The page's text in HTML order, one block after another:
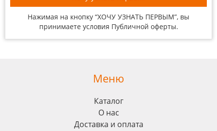
Нажимая на кнопку “ХОЧУ УЗНАТЬ ПЕРВЫМ”, вы
принимаете условия Публичной оферты.
Меню
Каталог
О нас
Доставка и оплата